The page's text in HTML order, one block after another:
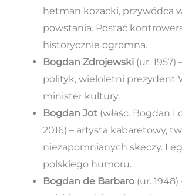
hetman kozacki, przywódca
powstania. Postać
historycznie ogromna.
Bogdan Zdrojewski(ur. 1957)
polityk, wieloletni prezydent
minister kultury.
Bogdan Jot(właśc. Bogdan
2016) – artysta kabaretowy,
niezapomnianych skeczy.
polskiego humoru.
Bogdan de Barbaro(ur.